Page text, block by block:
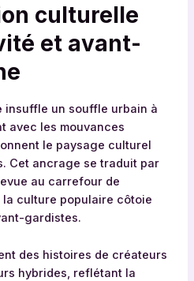
culturelle
et avant-
insuffle un souffle urbain à
avec les mouvances
le paysage culturel
Cet ancrage se traduit par
au carrefour de
culture populaire côtoie
gardistes.
des histoires de créateurs
hybrides, reflétant la